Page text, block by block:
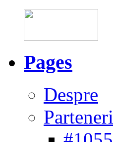
Pages
Despre
Parteneri